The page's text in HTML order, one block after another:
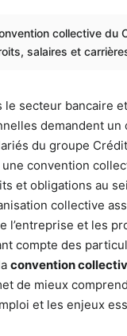
collective du
salaires et
le secteur bancaire
demandent un
du groupe
convention
et obligations au
collective
l’entreprise et les
compte des
convention
de mieux
et les enjeux